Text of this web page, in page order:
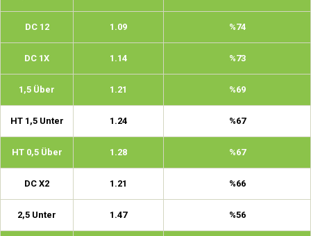
DC 12 1.09 %74
DC 1X 1.14 %73
1,5 Über 1.21 %69
HT 1,5 Unter 1.24 %67
HT 0,5 Über 1.28 %67
DC X2 1.21 %66
2,5 Unter 1.47 %56